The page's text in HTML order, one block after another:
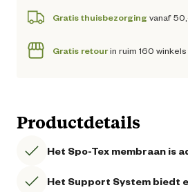
Gratis thuisbezorging vanaf
Gratis retourin ruim 160 winkels
Productdetails
Het Spo-Tex membraan is
Het Support System biedt